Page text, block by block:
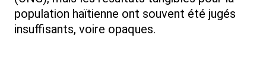
population haïtienne ont souvent été jugés
insuffisants, voire opaques.